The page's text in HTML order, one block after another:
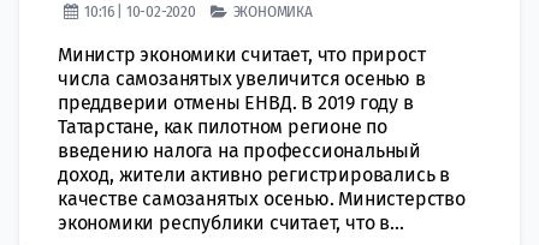
10:16 | 10-02-2020 ЭКОНОМИКА
Министр экономики считает, что прирост
числа самозанятых увеличится осенью в
преддверии отмены ЕНВД. В 2019 году в
Татарстане, как пилотном регионе по
введению налога на профессиональный
доход, жители активно регистрировались в
качестве самозанятых осенью. Министерство
экономики республики считает, что в...